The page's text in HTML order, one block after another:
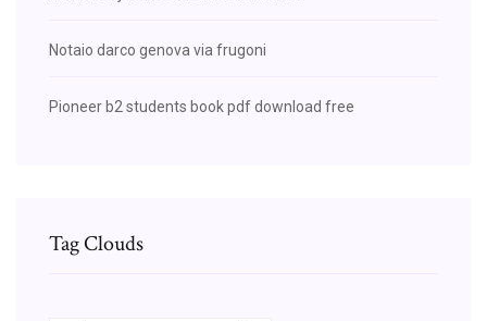
Notaio darco genova via frugoni
Pioneer b2 students book pdf download free
Tag Clouds